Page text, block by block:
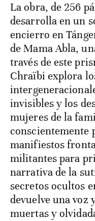
La obra, de 256
desarrolla en un
encierro en
de Mama Abla,
través de este
Chraïbi explora
invisibles y los
mujeres de la
conscientemente
manifiestos
militantes para
narrativa de la
secretos ocultos
devuelve una voz
muertas y